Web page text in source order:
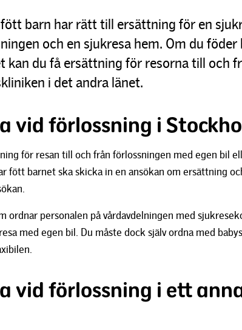
fött barn har rätt till ersättning för en
och en sjukresa hem. Om du föder
kan du få ersättning för resorna till och
i det andra länet.
vid förlossning i
för resan till och från förlossningen med egen bil
fött barnet ska skicka in en ansökan om ersättning
ordnar personalen på vårdavdelningen med
med egen bil. Du måste dock själv ordna med
vid förlossning i ett